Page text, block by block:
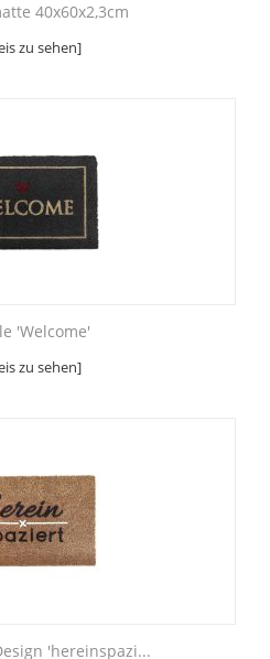
40x60x2,3cm
zu sehen]
'Welcome'
zu sehen]
'hereinspazi...